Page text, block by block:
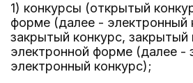
1) конкурсы (открытый
форме (далее - электронный
закрытый конкурс, закрытый
электронной форме (далее -
электронный конкурс);